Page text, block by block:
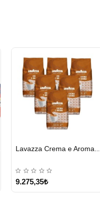
GÖNDERİ
Lavazza Crema e Aroma Çekirdek Kahve 1KG X 6Adet
9.275,35₺